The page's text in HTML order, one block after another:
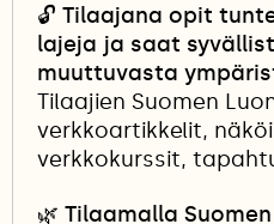
🔓 Tilaajana opit
lajeja ja saat
muuttuvasta
Tilaajien Suomen
verkkoartikkelit,
verkkokurssit,
🌿 Tilaamalla